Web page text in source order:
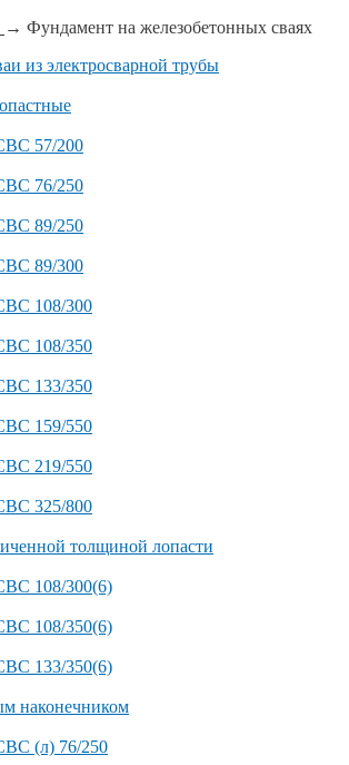
→ Фундамент на железобетонных сваях
из электросварной трубы
57/200
76/250
89/250
89/300
108/300
108/350
133/350
159/550
219/550
325/800
толщиной лопасти
108/300(6)
108/350(6)
133/350(6)
наконечником
(л) 76/250